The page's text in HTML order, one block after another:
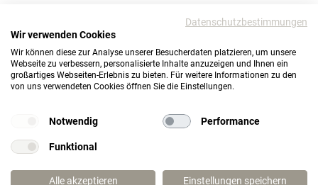
Barrierefreiheit
Datenschutz
Impressum
© 2026 Huber Naturstein®
Markt Schwaben bei München
Datenschutzbestimmungen
Wir verwenden Cookies
Wir können diese zur Analyse unserer Besucherdaten platzieren, um unsere
Webseite zu verbessern, personalisierte Inhalte anzuzeigen und Ihnen ein
großartiges Webseiten-Erlebnis zu bieten. Für weitere Informationen zu den
von uns verwendeten Cookies öffnen Sie die Einstellungen.
Notwendig Performance
Funktional
Alle akzeptieren Einstellungen speichern